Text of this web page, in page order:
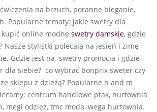
na brzuch, poranne bieganie,
Popularne tematy: jakie swetry dla
kupić online modne swetry damskie, gdzie
Nasze stylistki polecają na jesień i zimę
Gdzie jest na swetry promocja i gdzie
dla siebie? co wybrać bonprix sweter czy
sklepu z dzieżą? Popularne h and m
centrum handlowe ptak, hurtownia
megi odzież, tmc moda, wega hurtownia.